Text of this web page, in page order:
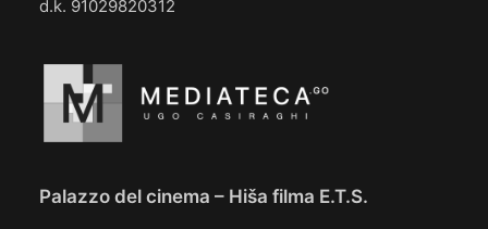
d.k. 91029820312
Palazzo del cinema – Hiša filma E.T.S.